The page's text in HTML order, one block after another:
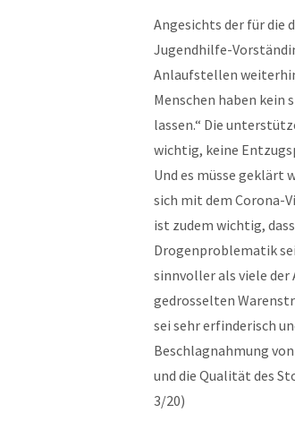
Angesichts der für die
Jugendhilfe-
Anlaufstellen
Menschen haben kein
lassen.“ Die
wichtig, keine
Und es müsse geklärt
sich mit dem Corona-
ist zudem wichtig,
Drogenproblematik
sinnvoller als viele
gedrosselten
sei sehr erfinderisch
Beschlagnahmung
und die Qualität des
3/20)